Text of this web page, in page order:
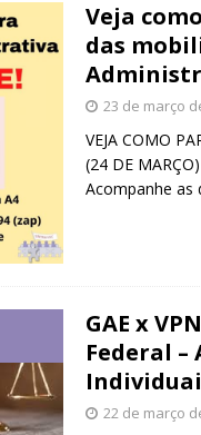
Veja
das
23 de março
VEJA COMO
(24 DE
Acompanhe as
GAE x
Federal –
22 de março